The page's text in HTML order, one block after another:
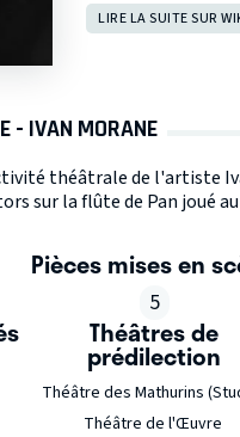
LIRE LA SUITE SUR
- IVAN MORANE
théâtrale de l'artiste
sur la flûte de Pan joué
Pièces mises en
5
Théâtres de
prédilection
Théâtre des Mathurins
Théâtre de l'Œuvre